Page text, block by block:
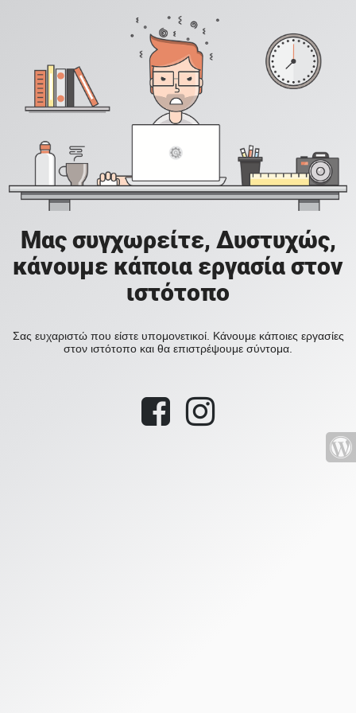
Μας συγχωρείτε, Δυστυχώς,
κάνουμε κάποια εργασία στον
ιστότοπο
Σας ευχαριστώ που είστε υπομονετικοί. Κάνουμε κάποιες εργασίες
στον ιστότοπο και θα επιστρέψουμε σύντομα.